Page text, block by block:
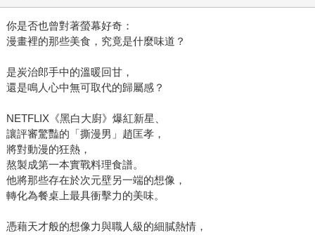
你是否也曾對著螢幕好奇：
漫畫裡的那些美食，究竟是什麼味道？
是炭治郎手中的溫暖回甘，
還是鳴人心中無可取代的歸屬感？
NETFLIX《黑白大廚》爆紅新星、
讓評審驚豔的「撕漫男」趙匡孝，
將對動漫的狂熱，
熬製成第一本實戰料理食譜。
他將那些存在於次元壁另一端的想像，
轉化為餐桌上最具衝擊力的美味。
憑藉天才般的想像力與職人級的細膩熱情，